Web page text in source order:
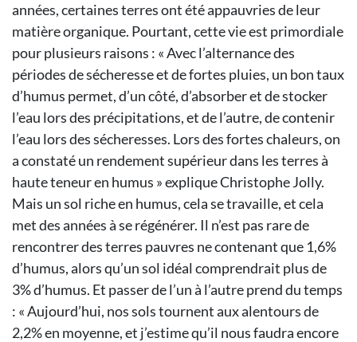
années, certaines terres ont été appauvries de leur
matière organique. Pourtant, cette vie est primordiale
pour plusieurs raisons : « Avec l’alternance des
périodes de sécheresse et de fortes pluies, un bon taux
d’humus permet, d’un côté, d’absorber et de stocker
l’eau lors des précipitations, et de l’autre, de contenir
l’eau lors des sécheresses. Lors des fortes chaleurs, on
a constaté un rendement supérieur dans les terres à
haute teneur en humus » explique Christophe Jolly.
Mais un sol riche en humus, cela se travaille, et cela
met des années à se régénérer. Il n’est pas rare de
rencontrer des terres pauvres ne contenant que 1,6%
d’humus, alors qu’un sol idéal comprendrait plus de
3% d’humus. Et passer de l’un à l’autre prend du temps
: « Aujourd’hui, nos sols tournent aux alentours de
2,2% en moyenne, et j’estime qu’il nous faudra encore